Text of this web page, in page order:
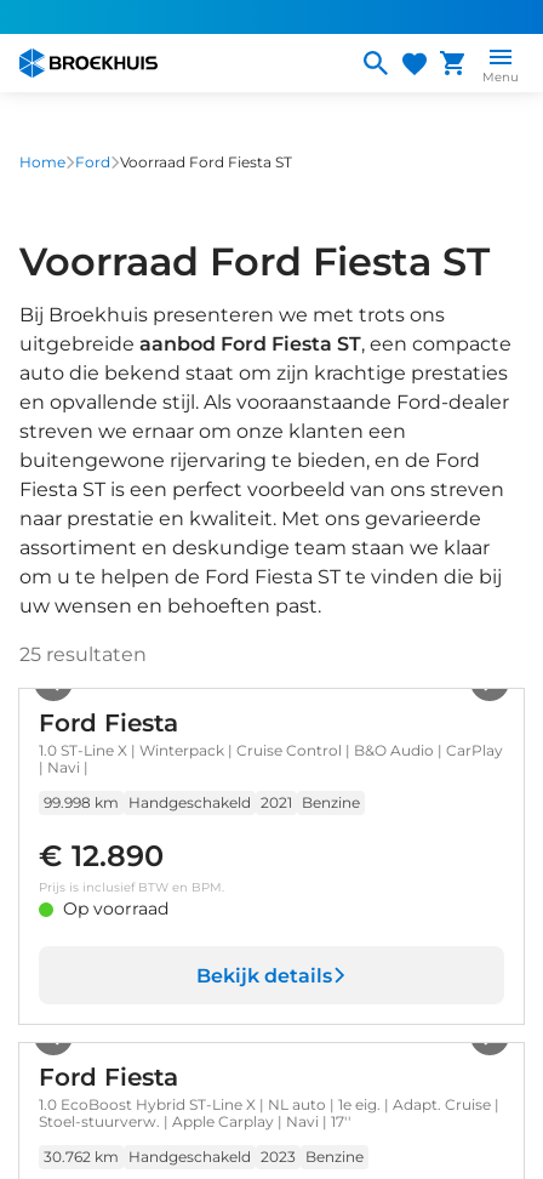
naar
gaan
Menu
Home Ford Voorraad Ford Fiesta ST
Voorraad Ford Fiesta ST
Bij Broekhuis presenteren we met trots ons
uitgebreide aanbod Ford Fiesta ST, een compacte
auto die bekend staat om zijn krachtige prestaties
en opvallende stijl. Als vooraanstaande Ford-dealer
streven we ernaar om onze klanten een
buitengewone rijervaring te bieden, en de Ford
Fiesta ST is een perfect voorbeeld van ons streven
naar prestatie en kwaliteit. Met ons gevarieerde
assortiment en deskundige team staan we klaar
om u te helpen de Ford Fiesta ST te vinden die bij
uw wensen en behoeften past.
25 resultaten
Ford Fiesta
1.0 ST-Line X | Winterpack | Cruise Control | B&O Audio | CarPlay
| Navi |
99.998 km
Handgeschakeld 2021 Benzine
€ 12.890
Prijs is inclusief BTW en BPM.
Op voorraad
Bekijk details
Ford Fiesta
1.0 EcoBoost Hybrid ST-Line X | NL auto | 1e eig. | Adapt. Cruise |
Stoel-stuurverw. | Apple Carplay | Navi | 17''
30.762 km
Handgeschakeld 2023 Benzine